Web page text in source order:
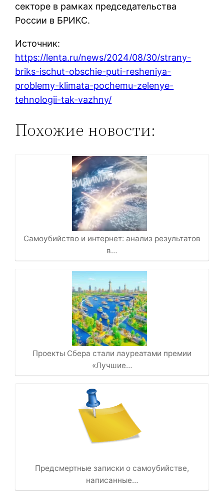
секторе в рамках председательства
России в БРИКС.
Источник:
https://lenta.ru/news/2024/08/30/strany-
briks-ischut-obschie-puti-resheniya-
problemy-klimata-pochemu-zelenye-
tehnologii-tak-vazhny/
Похожие новости:
Самоубийство и интернет: анализ результатов
в…
Проекты Сбера стали лауреатами премии
«Лучшие…
Предсмертные записки о самоубийстве,
написанные…